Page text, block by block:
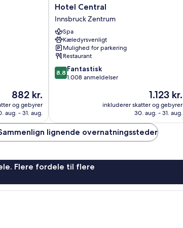
Prisen
er
882 kr.
882 kr.
og gebyrer
aug. - 31. aug.
Hotel
Central
Innsbruck
Zentrum
Hotel Central
Innsbruck Zentrum
Spa
Kæledyrsvenligt
Mulighed for parkering
Restaurant
8.8
ud
anmeldelser
8,8 Fantastisk
1.008 anmeldelser
Prisen
er
1.123 kr.
1.123 kr.
inkluderer skatter og gebyrer
30. aug. - 31. aug.
lignende overnatningssteder
Flere fordele til flere